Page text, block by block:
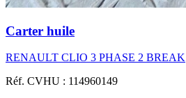
Carter huile
RENAULT CLIO 3 PHASE 2 BREAK
Réf. CVHU : 114960149